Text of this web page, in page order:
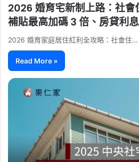
2026 婚育宅新制上路：社會
補貼最高加碼 3 倍、房貸利
2026 婚育家庭居住紅利全攻略：社會住…
Read More »